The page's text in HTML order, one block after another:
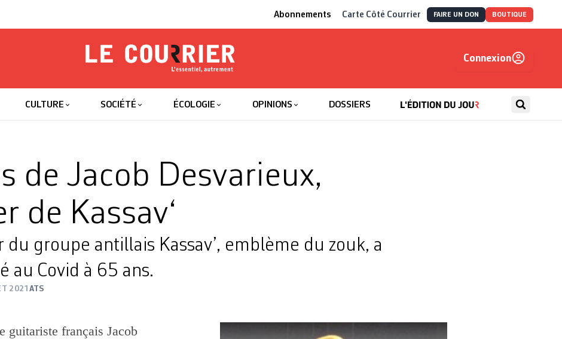
Abonnements Carte Côté Courrier FAIRE UN DON BOUTIQUE
Le Courrier
Connexion
CULTURE SOCIÉTÉ ÉCOLOGIE OPINIONS DOSSIERS
de Jacob Desvarieux,
de Kassav‘
du groupe antillais Kassav’, emblème du zouk, a
au Covid à 65 ans.
2021 ATS
guitariste français Jacob